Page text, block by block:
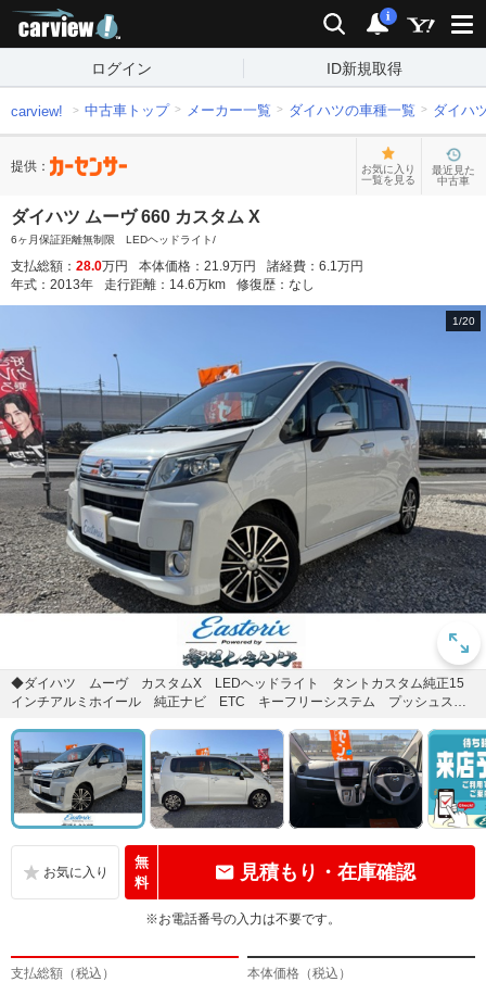
検索 通知
i
ログイン ID新規取得
carview! 中古車トップ メーカー一覧 ダイハツの車種一覧 ダイハ
提供：
お気に入り
一覧を見る
最近見た
中古車
ダイハツ ムーヴ 660 カスタム X
6ヶ月保証距離無制限 LEDヘッドライト/
支払総額： 28.0万円 本体価格： 21.9万円 諸経費： 6.1万円
年式： 2013年 走行距離： 14.6万km 修復歴： なし
1/20
◆ダイハツ ムーヴ カスタムX LEDヘッドライト タントカスタム純正15
インチアルミホイール 純正ナビ ETC キーフリーシステム プッシュスタ
無
料
見積もり・在庫確認
※お電話番号の入力は不要です。
支払総額（税込） 本体価格（税込）